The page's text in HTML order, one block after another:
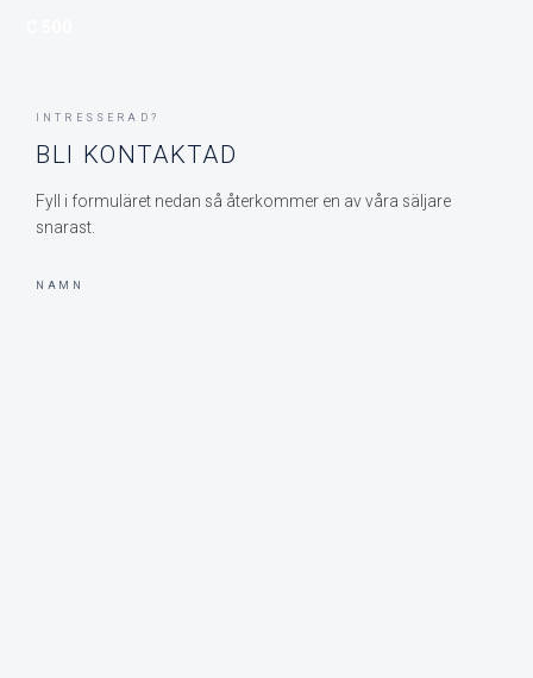
INTRESSERAD?
BLI KONTAKTAD
Fyll i formuläret nedan så återkommer en av våra säljare
snarast.
NAMN